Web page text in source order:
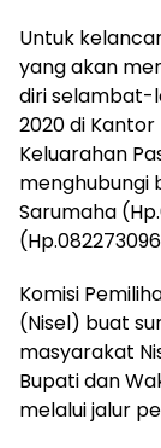
Untuk
yang akan
diri selambat-
2020 di Kantor
Keluarahan
menghubungi
Sarumaha
Komisi
(Nisel) buat
masyarakat
Bupati dan
melalui jalur